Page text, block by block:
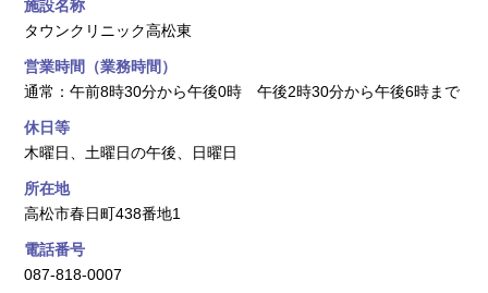
施設名称
タウンクリニック高松東
営業時間（業務時間）
通常：午前8時30分から午後0時 午後2時30分から午後6時まで
休日等
木曜日、土曜日の午後、日曜日
所在地
高松市春日町438番地1
電話番号
087-818-0007